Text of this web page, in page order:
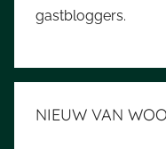
gastbloggers.
NIEUW VAN